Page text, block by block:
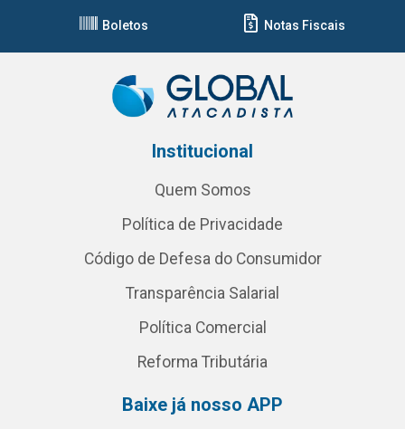
Boletos Notas Fiscais
Institucional
Quem Somos
Política de Privacidade
Código de Defesa do Consumidor
Transparência Salarial
Política Comercial
Reforma Tributária
Baixe já nosso APP